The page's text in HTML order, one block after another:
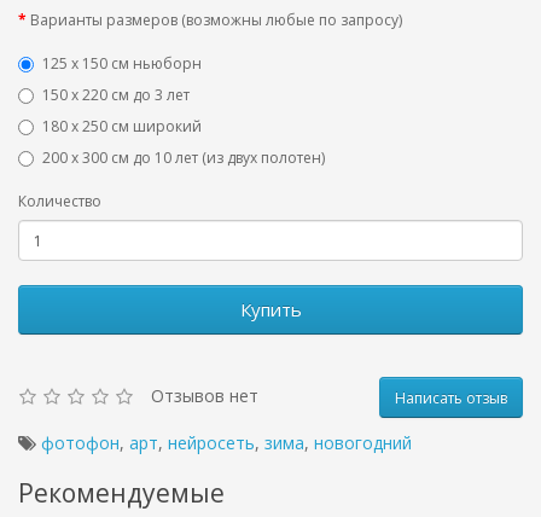
Варианты размеров (возможны любые по запросу)
125 x 150 см ньюборн
150 х 220 см до 3 лет
180 х 250 см широкий
200 х 300 см до 10 лет (из двух полотен)
Количество
Купить
Отзывов нет Написать отзыв
фотофон, арт, нейросеть, зима, новогодний
Рекомендуемые